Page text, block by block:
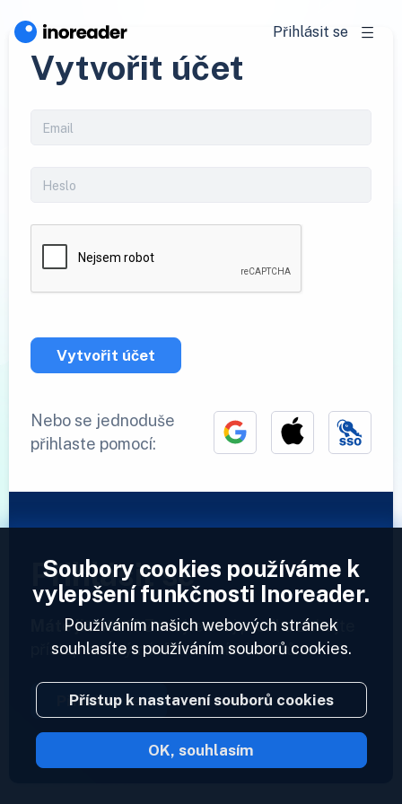
Přihlásit se
Vytvořit účet
Vytvořit účet
Nebo se jednoduše
přihlaste pomocí:
Přihlásit se
Máte již účet?Zadejte svůj profil a získejte
přístup ke svým informačním kanálům.
Přihlásit se
2023 © Inoreader
Soubory cookies používáme k
vylepšení funkčnosti Inoreader.
Používáním našich webových stránek
souhlasíte s používáním souborů cookies.
Přístup k nastavení souborů cookies
OK, souhlasím